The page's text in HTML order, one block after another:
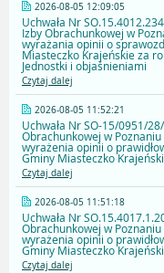
2026-08-05 12:09:05
Uchwała Nr
Izby Obrachunkowej w
wyrażania opinii o
Miasteczko Krajeńskie za
Jednostki i objaśnieniami
Czytaj dalej
2026-08-05 11:52:21
Uchwała Nr SO-15/0951/
Obrachunkowej w
wyrażenia opinii o
Gminy Miasteczko
Czytaj dalej
2026-08-05 11:51:18
Uchwała Nr
Obrachunkowej w
wyrażenia opinii o
Gminy Miasteczko
Czytaj dalej